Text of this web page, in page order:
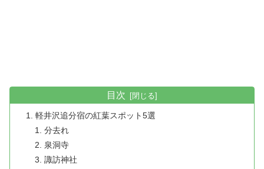
目次
軽井沢追分宿の紅葉スポット5選
分去れ
泉洞寺
諏訪神社